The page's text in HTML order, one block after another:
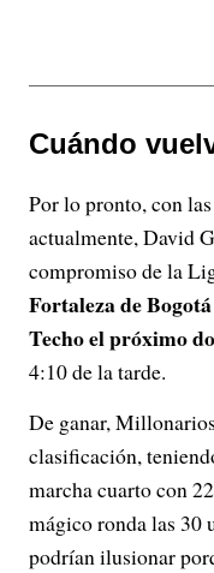
Cuándo
Por lo pronto, con
actualmente, David
compromiso de la
Fortaleza de
Techo el próximo
4:10 de la tarde.
De ganar,
clasificación,
marcha cuarto con
mágico ronda las 30
podrían ilusionar